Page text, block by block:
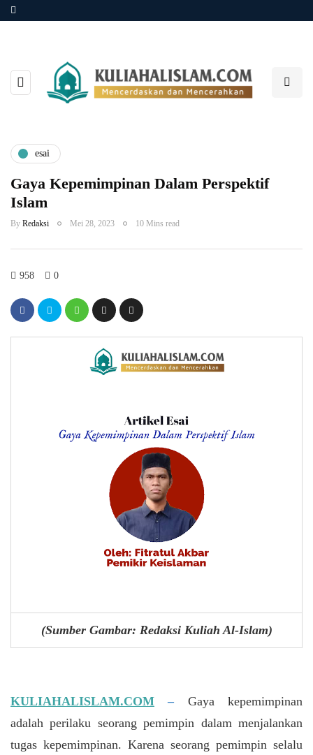
esai
Gaya Kepemimpinan Dalam Perspektif
Islam
By Redaksi Mei 28, 2023 10 Mins read
958 0
(Sumber Gambar: Redaksi Kuliah Al-Islam)
KULIAHALISLAM.COM – Gaya kepemimpinan
adalah perilaku seorang pemimpin dalam menjalankan
tugas kepemimpinan. Karena seorang pemimpin selalu